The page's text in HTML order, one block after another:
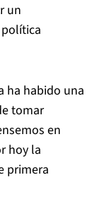
un
ha habido una
tomar
en
hoy la
primera